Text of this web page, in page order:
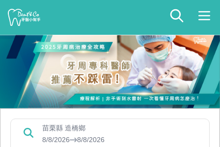
苗栗縣 造橋鄉
8/8/2026
8/8/2026